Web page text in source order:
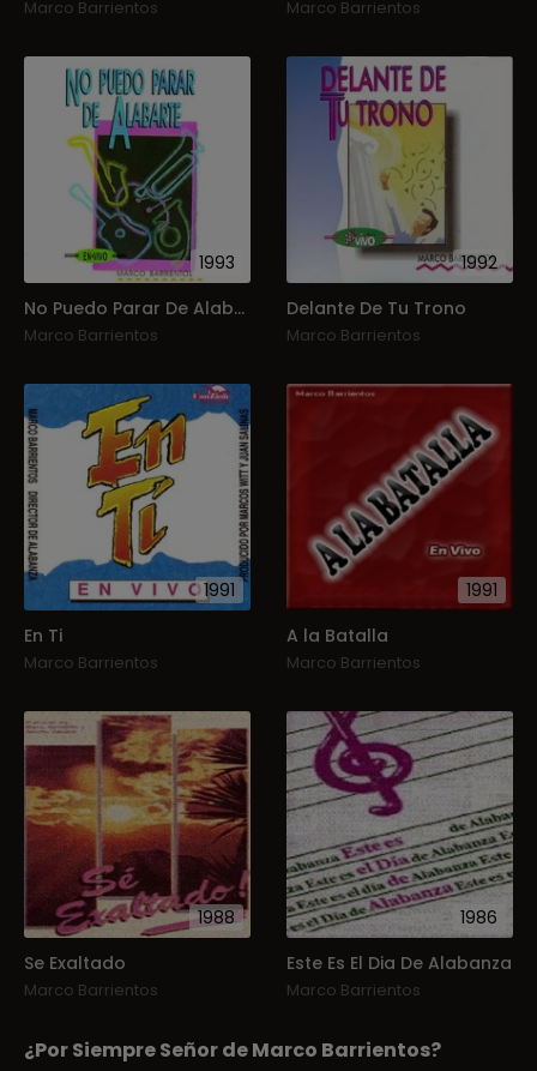
Marco Barrientos Marco Barrientos
1993
No Puedo Parar De Alabarte
Marco Barrientos
1992
Delante De Tu Trono
Marco Barrientos
1991
En Ti
Marco Barrientos
1991
A la Batalla
Marco Barrientos
1988
Se Exaltado
Marco Barrientos
1986
Este Es El Dia De Alabanza
Marco Barrientos
¿Por Siempre Señor de Marco Barrientos?